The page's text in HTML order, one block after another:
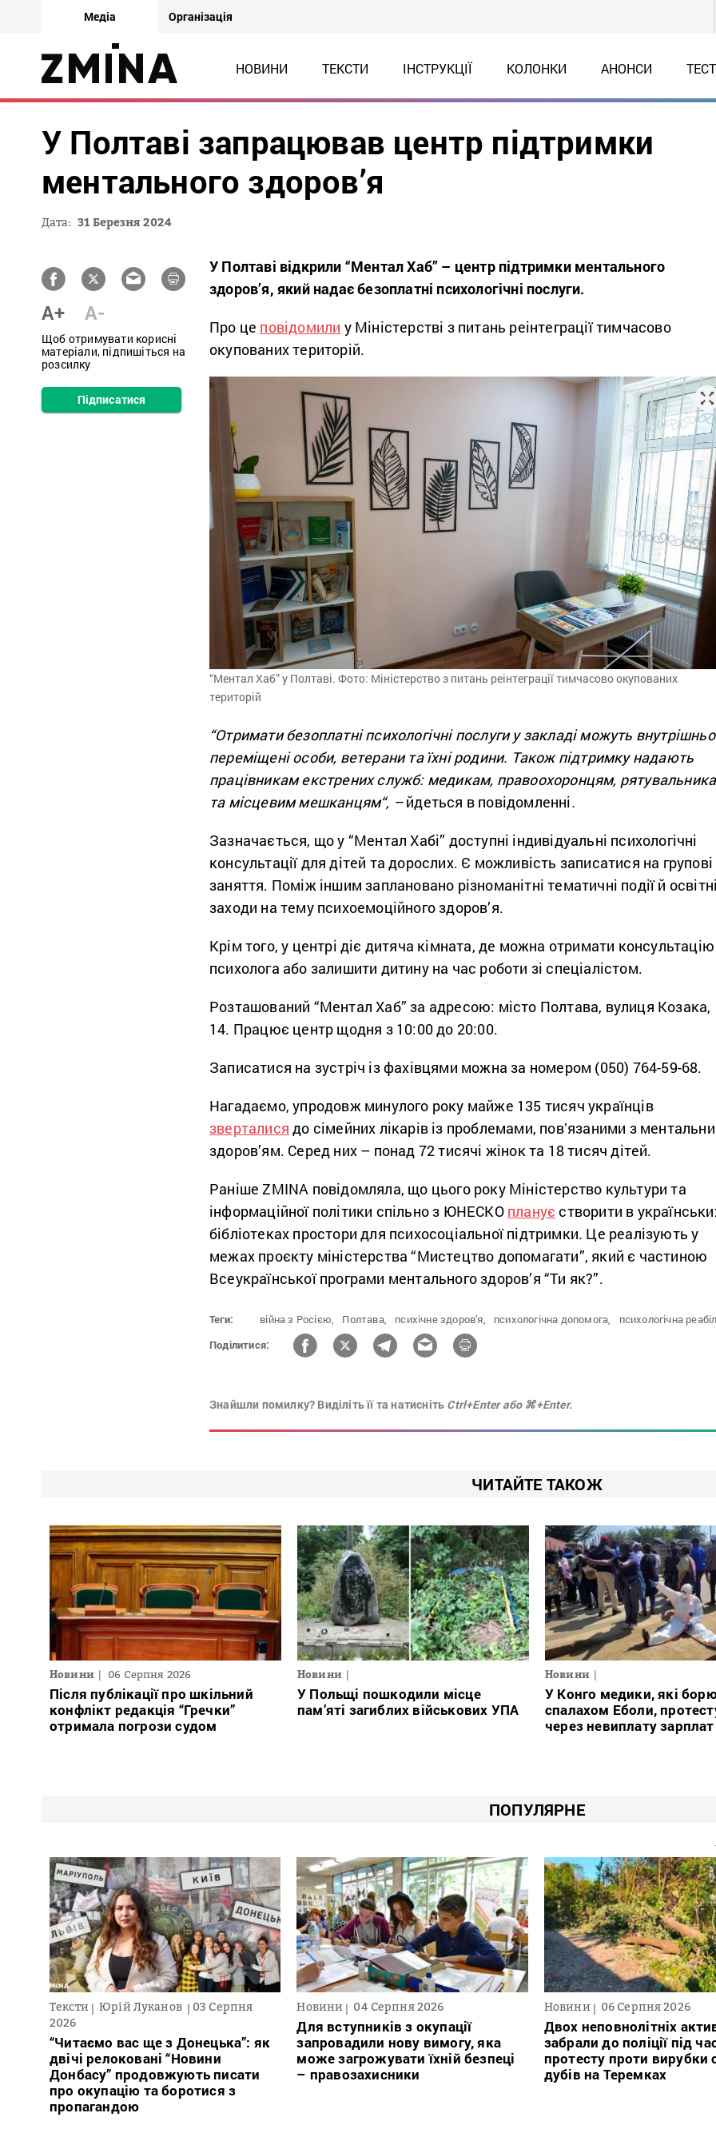
Медіа Організація
НОВИНИ ТЕКСТИ ІНСТРУКЦІЇ КОЛОНКИ АНОНСИ
У Полтаві запрацював центр підтримки
ментального здоров’я
Дата: 31 Березня 2024
A+ A-
Щоб отримувати корисні
матеріали, підпишіться на
розсилку
Підписатися
У Полтаві відкрили “Ментал Хаб” – центр підтримки ментального
здоров’я, який надає безоплатні психологічні послуги.
Про це повідомили у Міністерстві з питань реінтеграції тимчасово
окупованих територій.
“Ментал Хаб” у Полтаві. Фото: Міністерство з питань реінтеграції тимчасово окупованих
територій
“Отримати безоплатні психологічні послуги у закладі можуть внутрішньо
переміщені особи, ветерани та їхні родини. Також підтримку надають
працівникам екстренихслужб: медикам, правоохоронцям,
та місцевим мешканцям“, –йдеться в повідомленні.
Зазначається, що у “Ментал Хабі” доступні індивідуальні психологічні
консультації для дітей та дорослих. Є можливість записатися на групові
заняття. Поміж іншим заплановано різноманітні тематичні події й
заходи на тему психоемоційного здоров’я.
Крім того, у центрі діє дитяча кімната, де можна отримати консультацію
психолога або залишити дитину на час роботи зі спеціалістом.
Розташований “Ментал Хаб” за адресою: місто Полтава, вулиця Козака,
14. Працює центр щодня з 10:00 до 20:00.
Записатися на зустріч із фахівцями можна за номером (050) 764-59-68.
Нагадаємо, упродовж минулого року майже 135 тисяч українців
зверталися до сімейних лікарів із проблемами, повʼязаними з
здоров’ям. Серед них – понад 72 тисячі жінок та 18 тисяч дітей.
Раніше ZMINA повідомляла, що цього року Міністерство культури та
інформаційної політики спільно з ЮНЕСКО планує створити в
бібліотеках простори для психосоціальної підтримки. Це реалізують у
межах проєкту міністерства “Мистецтво допомагати”, який є частиною
Всеукраїнської програми ментального здоров’я “Ти як?”.
Теги: війна з Росією, Полтава, психічне здоров'я, психологічна допомога,
психологічна
Поділитися:
Знайшли помилку? Виділіть її та натисніть Ctrl+Enter або ⌘+Enter.
ЧИТАЙТЕ ТАКОЖ
Новини 06 Серпня 2026
Після публікації про шкільний
конфлікт редакція “Гречки”
отримала погрози судом
Новини
У Польщі пошкодили місце
пам’яті загиблих військових УПА
Новини
У Конго медики, які
спалахом Еболи,
через невиплату зарплат
ПОПУЛЯРНЕ
Тексти Юрій Луканов
03 Серпня
2026
“Читаємо вас ще з Донецька”: як
двічі релоковані “Новини
Донбасу” продовжують писати
про окупацію та боротися з
пропагандою
Новини 04 Серпня 2026
Для вступників з окупації
запровадили нову вимогу, яка
може загрожувати їхній безпеці
– правозахисники
Новини 06 Серпня 2026
Двох неповнолітніх
забрали до поліції під
протесту проти вирубки
дубів на Теремках